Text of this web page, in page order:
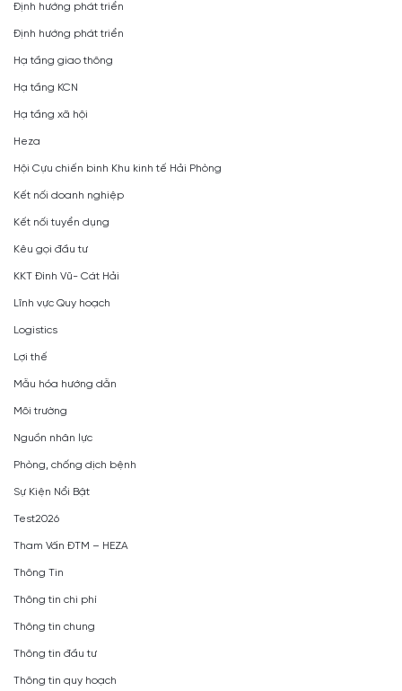
Định hướng phát triển
Định hướng phát triển
Hạ tầng giao thông
Hạ tầng KCN
Hạ tầng xã hội
Heza
Hội Cựu chiến binh Khu kinh tế Hải Phòng
Kết nối doanh nghiệp
Kết nối tuyển dụng
Kêu gọi đầu tư
KKT Đình Vũ- Cát Hải
Lĩnh vực Quy hoạch
Logistics
Lợi thế
Mẫu hóa hướng dẫn
Môi trường
Nguồn nhân lực
Phòng, chống dịch bệnh
Sự Kiện Nổi Bật
Test2026
Tham Vấn ĐTM – HEZA
Thông Tin
Thông tin chi phí
Thông tin chung
Thông tin đầu tư
Thông tin quy hoạch